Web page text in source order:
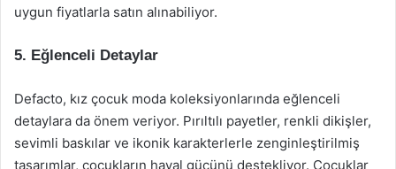
uygun fiyatlarla satın alınabiliyor.
5. Eğlenceli Detaylar
Defacto, kız çocuk moda koleksiyonlarında eğlenceli
detaylara da önem veriyor. Pırıltılı payetler, renkli dikişler,
sevimli baskılar ve ikonik karakterlerle zenginleştirilmiş
tasarımlar, çocukların hayal gücünü destekliyor. Çocuklar